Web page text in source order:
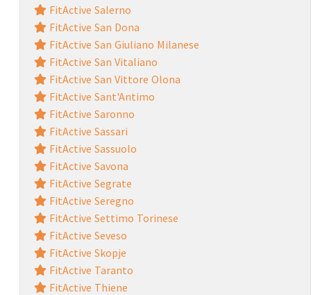
FitActive Salerno
FitActive San Dona
FitActive San Giuliano Milanese
FitActive San Vitaliano
FitActive San Vittore Olona
FitActive Sant'Antimo
FitActive Saronno
FitActive Sassari
FitActive Sassuolo
FitActive Savona
FitActive Segrate
FitActive Seregno
FitActive Settimo Torinese
FitActive Seveso
FitActive Skopje
FitActive Taranto
FitActive Thiene